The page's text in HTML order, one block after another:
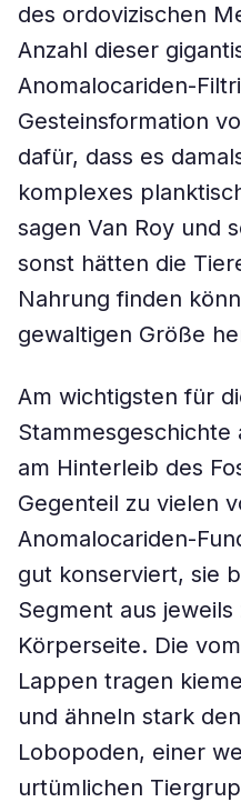
des ordovizischen
Anzahl dieser
Anomalocariden-
Gesteinsformation
dafür, dass es
komplexes
sagen Van Roy und
sonst hätten die
Nahrung finden
gewaltigen Größe
Am wichtigsten für
Stammesgeschichte
am Hinterleib des
Gegenteil zu vielen
Anomalocariden-
gut konserviert, sie
Segment aus
Körperseite. Die
Lappen tragen
und ähneln stark
Lobopoden, einer
urtümlichen